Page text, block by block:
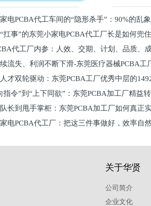
电PCBA代工车间的“隐形杀手”：90%的乱
扛事”的东莞小家电PCBA代工厂长是如何兜
代工厂内参：人效、交期、计划、品质
流失、利润不断下滑-东莞医疗器械PCBA工
堵住
才双轮驱动：东莞PCBA工厂优秀中层的
指令”到“上下同欲”：东莞PCBA加工厂精益
长到甩手掌柜：东莞PCBA加工厂如何真正
电PCBA代工厂：把这三件事做好，效率自
关于华贤
公司简介
企业文化